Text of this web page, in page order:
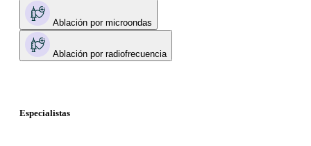
Ablación por microondas
Ablación por radiofrecuencia
Especialistas